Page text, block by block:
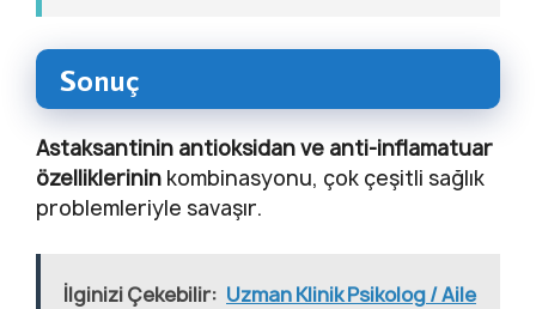
Sonuç
Astaksantinin antioksidan ve anti-inflamatuar
özelliklerinin kombinasyonu, çok çeşitli sağlık
problemleriyle savaşır.
İlginizi Çekebilir: Uzman Klinik Psikolog / Aile